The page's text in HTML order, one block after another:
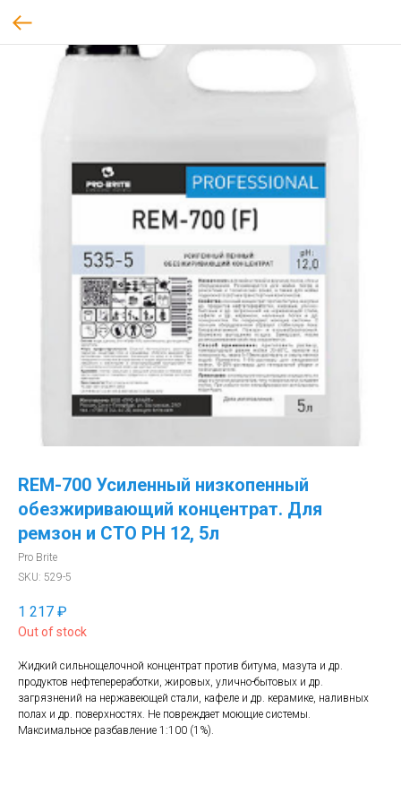
REM-700 Усиленный низкопенный
обезжиривающий концентрат. Для
ремзон и СТО РН 12, 5л
Pro Brite
SKU: 529-5
1 217 ₽
Out of stock
Жидкий сильнощелочной концентрат против битума, мазута и др.
продуктов нефтепереработки, жировых, улично-бытовых и др.
загрязнений на нержавеющей стали, кафеле и др. керамике, наливных
полах и др. поверхностях. Не повреждает моющие системы.
Максимальное разбавление 1:100 (1%).